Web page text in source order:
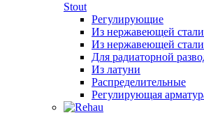
Stout
Регулирующие
Из нержавеющей стали
Из нержавеющей
Для радиаторной
Из латуни
Распределительные
Регулирующая